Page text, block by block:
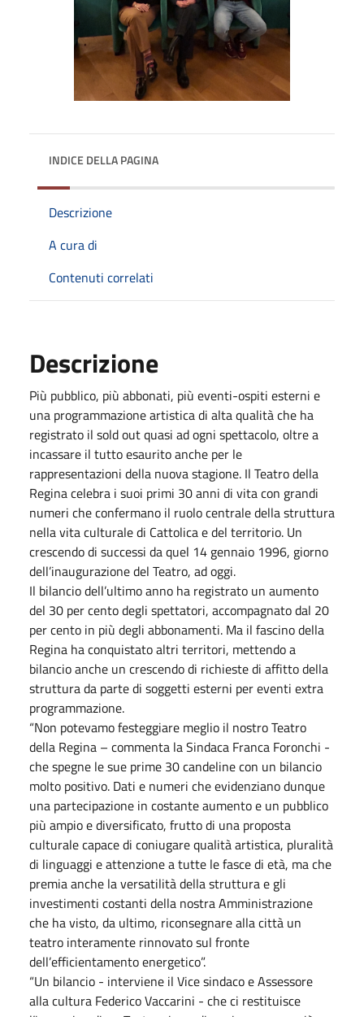
INDICE DELLA PAGINA
Descrizione
A cura di
Contenuti correlati
Descrizione
Più pubblico, più abbonati, più eventi-ospiti esterni e
una programmazione artistica di alta qualità che ha
registrato il sold out quasi ad ogni spettacolo, oltre a
incassare il tutto esaurito anche per le
rappresentazioni della nuova stagione. Il Teatro della
Regina celebra i suoi primi 30 anni di vita con grandi
numeri che confermano il ruolo centrale della struttura
nella vita culturale di Cattolica e del territorio. Un
crescendo di successi da quel 14 gennaio 1996, giorno
dell’inaugurazione del Teatro, ad oggi.
Il bilancio dell’ultimo anno ha registrato un aumento
del 30 per cento degli spettatori, accompagnato dal 20
per cento in più degli abbonamenti. Ma il fascino della
Regina ha conquistato altri territori, mettendo a
bilancio anche un crescendo di richieste di affitto della
struttura da parte di soggetti esterni per eventi extra
programmazione.
“Non potevamo festeggiare meglio il nostro Teatro
della Regina – commenta la Sindaca Franca Foronchi -
che spegne le sue prime 30 candeline con un bilancio
molto positivo. Dati e numeri che evidenziano dunque
una partecipazione in costante aumento e un pubblico
più ampio e diversificato, frutto di una proposta
culturale capace di coniugare qualità artistica, pluralità
di linguaggi e attenzione a tutte le fasce di età, ma che
premia anche la versatilità della struttura e gli
investimenti costanti della nostra Amministrazione
che ha visto, da ultimo, riconsegnare alla città un
teatro interamente rinnovato sul fronte
dell’efficientamento energetico”.
“Un bilancio - interviene il Vice sindaco e Assessore
alla cultura Federico Vaccarini - che ci restituisce